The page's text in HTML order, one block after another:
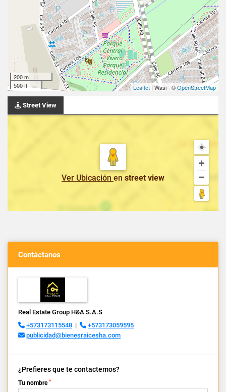
200 m
500 ft
Leaflet | Wasi - ©OpenStreetMap
Street View
Ver Ubicación en street view
Contáctanos
Real Estate Group H&A S.A.S
+573173115548 |
+573173059595
publicidad@bienesraicesha.com
¿Prefieres que te contactemos?
Tu nombre *